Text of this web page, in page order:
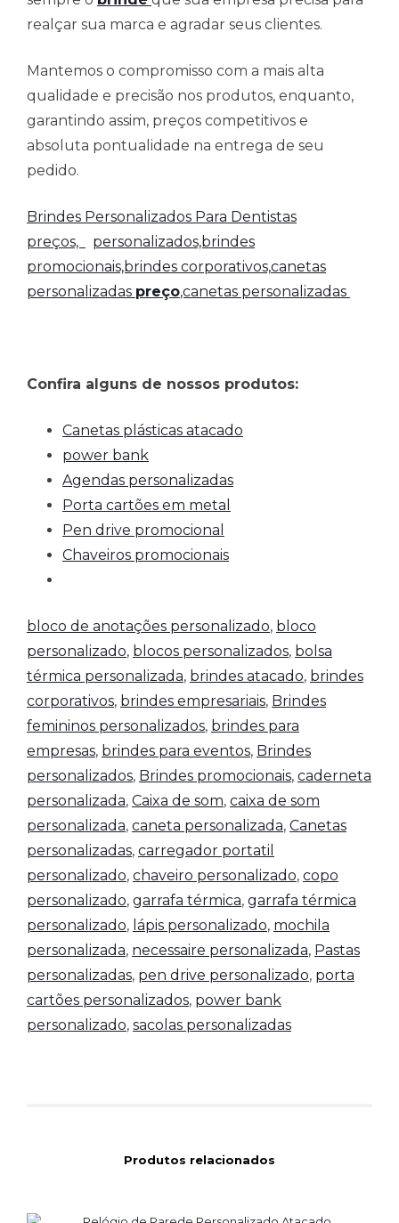
realçar sua marca e agradar seus clientes.
Mantemos o compromisso com a mais alta
qualidade e precisão nos produtos, enquanto,
garantindo assim, preços competitivos e
absoluta pontualidade na entrega de seu
pedido.
Brindes Personalizados Para Dentistas
preços,
personalizados,brindes
promocionais,brindes corporativos,canetas
personalizadas preço,canetas personalizadas
Confira alguns de nossos produtos:
Canetas plásticas atacado
power bank
Agendas personalizadas
Porta cartões em metal
Pen drive promocional
Chaveiros promocionais
bloco de anotações personalizado, bloco
personalizado, blocos personalizados, bolsa
térmica personalizada, brindes atacado, brindes
corporativos, brindes empresariais, Brindes
femininos personalizados, brindes para
empresas, brindes para eventos, Brindes
personalizados, Brindes promocionais, caderneta
personalizada, Caixa de som, caixa de som
personalizada, caneta personalizada, Canetas
personalizadas, carregador portatil
personalizado, chaveiro personalizado, copo
personalizado, garrafa térmica, garrafa térmica
personalizado, lápis personalizado, mochila
personalizada, necessaire personalizada, Pastas
personalizadas, pen drive personalizado, porta
cartões personalizados, power bank
personalizado, sacolas personalizadas
Produtos relacionados